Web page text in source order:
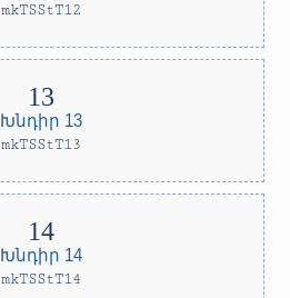
mkTSStT12
Խնդիր 13
mkTSStT13
Խնդիր 14
mkTSStT14